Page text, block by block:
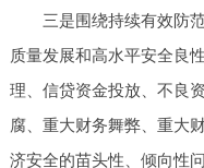
三是围绕持续有效防范
质量发展和高水平安全良
理、信贷资金投放、不良
腐、重大财务舞弊、重大
济安全的苗头性、倾向性